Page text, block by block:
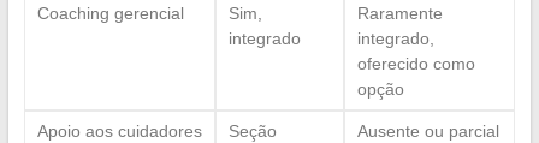
Coaching gerencial
Sim,
integrado
Raramente
integrado,
oferecido como
opção
Apoio aos cuidadores
Seção
Ausente ou parcial